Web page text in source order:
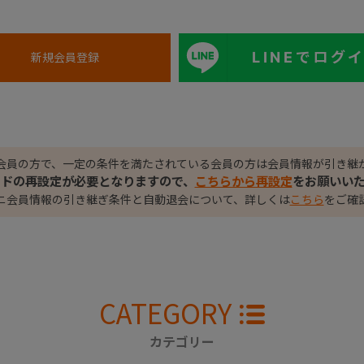
LINEでログ
員の方で、一定の条件を満たされている会員の方は会員情報が引き継
の再設定が必要となりますので、 こちらから再設定をお願いい
会員情報の引き継ぎ条件と自動退会について、詳しくはこちらをご確
CATEGORY
カテゴリー